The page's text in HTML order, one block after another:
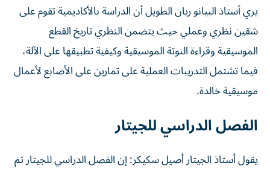
يري أستاذ البيانو ريان الطويل أن الدراسة بالأكاديمية تقوم على
شقين نظري وعملي حيث يتضمن النظري تاريخ القطع
الموسيقية وقراءة النوتة الموسيقية وكيفية تطبيقها على الآلة،
فيما تشتمل التدريبات العملية على تمارين على الأصابع لأعمال
موسيقية خالدة.
الفصل الدراسي للجيتار
يقول أستاذ الجيتار أصيل سكيكر: إن الفصل الدراسي للجيتار تم